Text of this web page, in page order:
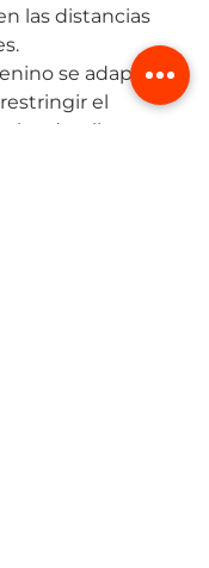
las distancias
se adapta
el
los detalles